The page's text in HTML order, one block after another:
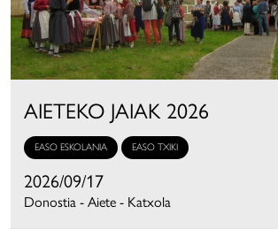
AIETEKO JAIAK 2026
EASO ESKOLANIA EASO TXIKI
2026/09/17
Donostia - Aiete - Katxola